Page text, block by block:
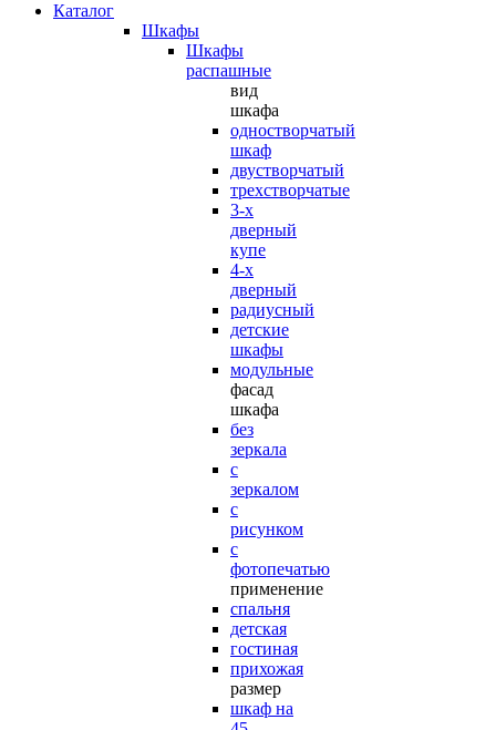
Каталог
Шкафы
Шкафы
распашные
вид
шкафа
одностворчатый
шкаф
двустворчатый
трехстворчатые
3-х
дверный
купе
4-х
дверный
радиусный
детские
шкафы
модульные
фасад
шкафа
без
зеркала
с
зеркалом
с
рисунком
с
фотопечатью
применение
спальня
детская
гостиная
прихожая
размер
шкаф на